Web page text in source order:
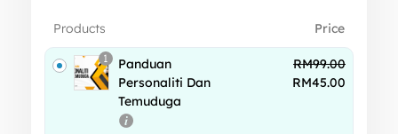
Products Price
1
Panduan
Personaliti Dan
Temuduga
RM99.00
RM45.00